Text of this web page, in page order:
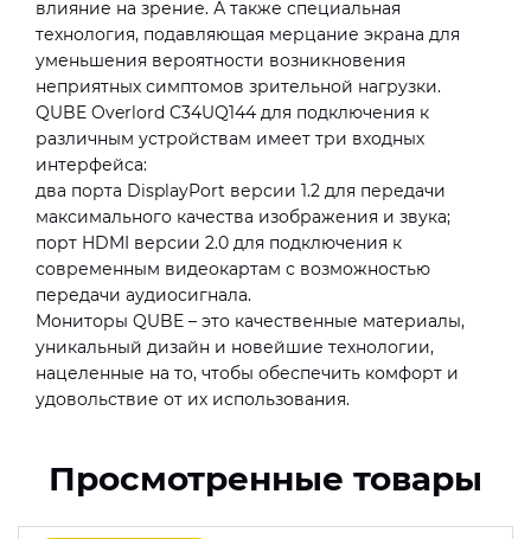
влияние на зрение. А также специальная
технология, подавляющая мерцание экрана для
уменьшения вероятности возникновения
неприятных симптомов зрительной нагрузки.
QUBE Overlord C34UQ144 для подключения к
различным устройствам имеет три входных
интерфейса:
два порта DisplayPort версии 1.2 для передачи
максимального качества изображения и звука;
порт HDMI версии 2.0 для подключения к
современным видеокартам с возможностью
передачи аудиосигнала.
Мониторы QUBE – это качественные материалы,
уникальный дизайн и новейшие технологии,
нацеленные на то, чтобы обеспечить комфорт и
удовольствие от их использования.
Просмотренные товары